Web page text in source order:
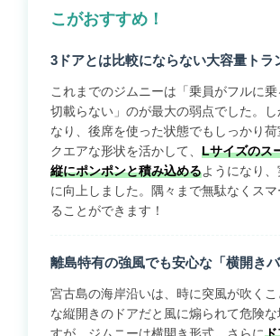
こがおすすめ！
3ドアとは比較にならない大容量トラ
これまでのジムニーは「乗員がフルに
切載らない」のが最大の弱点でした。し
なり、後席を使った状態でもしっかり
クエアな形状を活かして、 Lサイズのス
縦にポンポンと積み込めるようになり
に向上しました。隅々まで無駄なくス
ることができます！
離島特有の強風でも安心な「横開きバ
宮古島の海岸沿いは、時に突風が吹く
な縦開きのドアだと風に煽られて危険な
すが、ジムニーは横開き形式。さらにド